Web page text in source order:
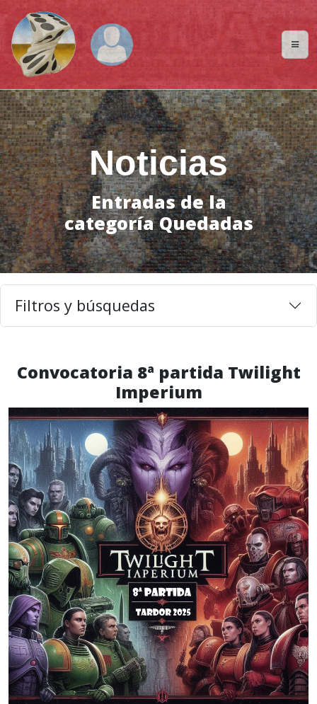
Noticias
Entradas de la
categoría Quedadas
Filtros y búsquedas
Convocatoria 8ª partida Twilight
Imperium